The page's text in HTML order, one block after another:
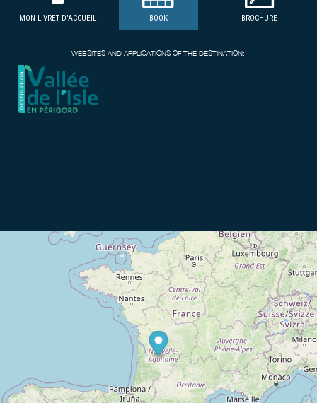
MON LIVRET D'ACCUEIL BOOK BROCHURE
WEBSITES AND APPLICATIONS OF THE DESTINATION: